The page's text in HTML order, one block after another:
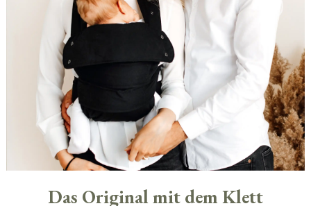
Das Original mit dem Klett